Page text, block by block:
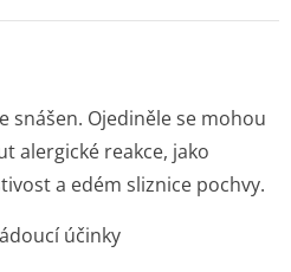
snášen. Ojediněle se mohou
alergické reakce, jako
a edém sliznice pochvy.
účinky